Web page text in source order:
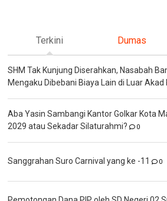
Terkini Dumas
SHM Tak Kunjung Diserahkan, Nasabah
Mengaku Dibebani Biaya Lain di Luar Akad
Aba Yasin Sambangi Kantor Golkar Kota
2029 atau Sekadar Silaturahmi?
0
Sanggrahan Suro Carnival yang ke -11 0